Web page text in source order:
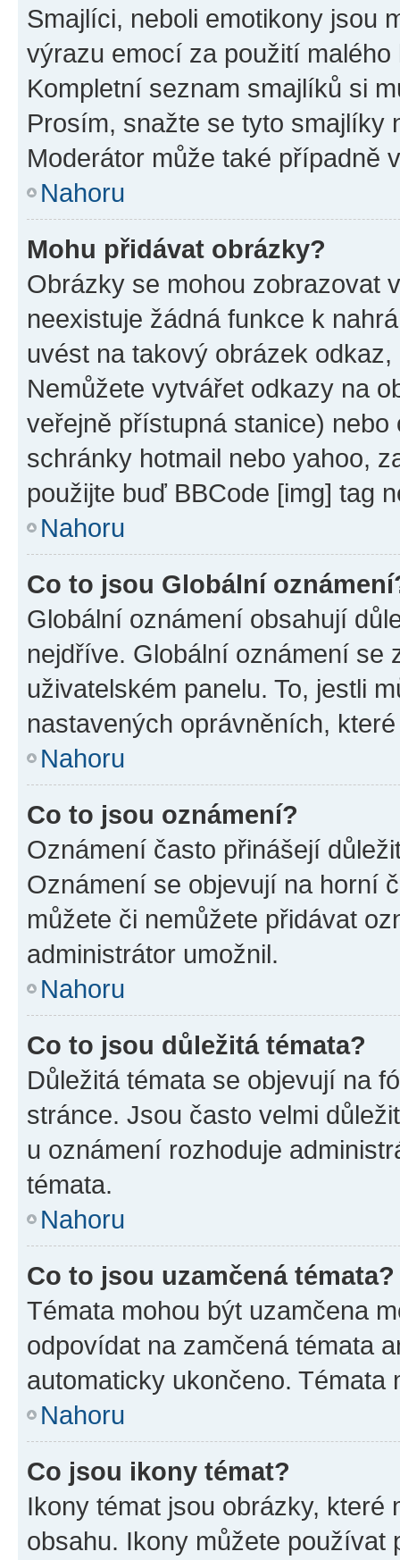
Smajlíci, neboli emotikony jsou
výrazu emocí za použití
Kompletní seznam smajlíků si
Prosím, snažte se tyto smajlíky
Moderátor může také případně
Nahoru
Mohu přidávat obrázky?
Obrázky se mohou zobrazovat
neexistuje žádná funkce k
uvést na takový obrázek
Nemůžete vytvářet odkazy na
veřejně přístupná stanice)
schránky hotmail nebo yahoo,
použijte buď BBCode [img] tag
Nahoru
Co to jsou Globální
Globální oznámení obsahují
nejdříve. Globální oznámení se
uživatelském panelu. To, jestli
nastavených oprávněních,
Nahoru
Co to jsou oznámení?
Oznámení často přinášejí
Oznámení se objevují na horní
můžete či nemůžete přidávat
administrátor umožnil.
Nahoru
Co to jsou důležitá témata?
Důležitá témata se objevují na
stránce. Jsou často velmi
u oznámení rozhoduje
témata.
Nahoru
Co to jsou uzamčená témata?
Témata mohou být uzamčena
odpovídat na zamčená témata
automaticky ukončeno.
Nahoru
Co jsou ikony témat?
Ikony témat jsou obrázky,
obsahu. Ikony můžete používat